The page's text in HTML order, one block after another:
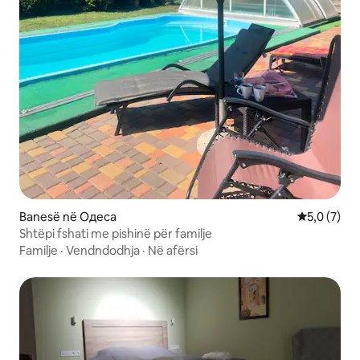
Banesë në Одеса Vlerësimi
5,0 (7)
Shtëpi fshati me pishinë për familje
Familje · Vendndodhja · Në afërsi